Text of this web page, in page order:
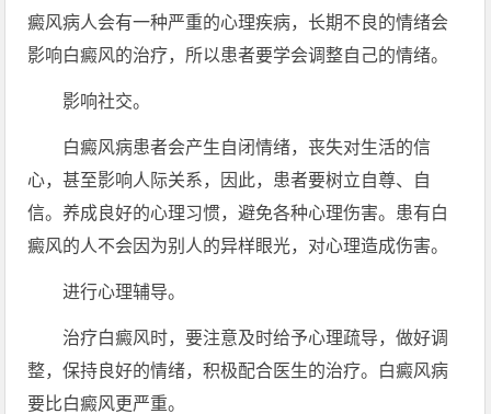
癜风病人会有一种严重的心理疾病，长期不良的情绪会
影响白癜风的治疗，所以患者要学会调整自己的情绪。
影响社交。
白癜风病患者会产生自闭情绪，丧失对生活的信
心，甚至影响人际关系，因此，患者要树立自尊、自
信。养成良好的心理习惯，避免各种心理伤害。患有白
癜风的人不会因为别人的异样眼光，对心理造成伤害。
进行心理辅导。
治疗白癜风时，要注意及时给予心理疏导，做好调
整，保持良好的情绪，积极配合医生的治疗。白癜风病
要比白癜风更严重。